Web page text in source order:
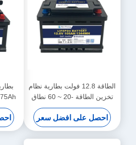
الطاقة 12.8 فولت بطارية نظام
تخزين الطاقة -20 ~ 60 نطاق
درجة حرارة التفريغ
احصل على افضل سعر
الوزن 3.5 فولت توازن